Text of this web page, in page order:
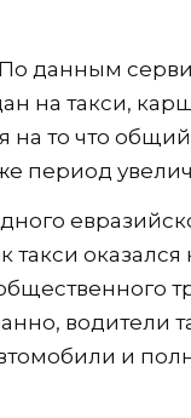
данным
на такси,
на то что
период
такси оказался
водители
и